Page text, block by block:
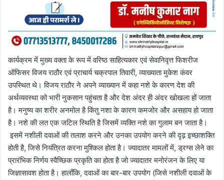
कार्यक्रम में मुख्य वक्ता के रूप में वरिष्ठ साहित्यकार एवं सेवानिवृत्त फिशरीज
ऑफिसर विजय राठौर एवं प्राचार्य चक्रपाल तिवारी, व्याख्याता मुकेश कंवर
उपस्थित थे। विजय राठौर ने अपने व्याख्यान में कहा नशे के कारण देश की
अर्थव्यवस्था को भारी नुकसान पहुंचता है और देश अंदर ही अंदर खोखला हों जाता
है। मनुष्य का शरीर अनमोल है किंतु नशा के कारण कमजोर और असहाय हो जाता
है। नशे की लत एक जटिल स्थिति है जिसमें व्यक्ति नशे का गुलाम बन जाता है।
इसमें नशीली दवाओं की तलाश करने और उनका उपयोग करने की दृढ़ इच्छाशक्ति
होती है, जिसे नियंत्रित करना मुश्किल होता है। ज्यादातर मामलों में, ड्रग्स लेने का
प्रारंभिक निर्णय स्वैच्छिक प्रकृति का होता है जो ज्यादातर मनोरंजन के लिए या
जिज्ञासावश होता है। हालाँकि, दवाओं का बार-बार उपयोग (जिसे नशीली दवाओं के